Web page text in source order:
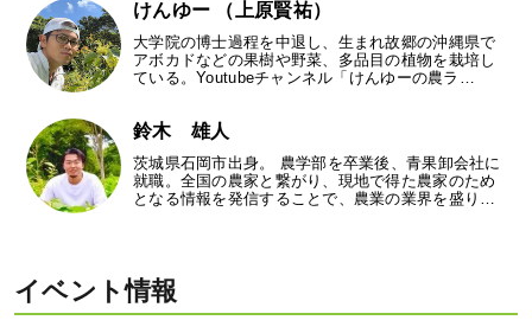
けんゆー （上原賢祐）
大学院の博士過程を中退し、生まれ故郷の沖縄県で
アボカドなどの果樹や野菜、多品目の植物を栽培し
ている。Youtubeチャンネル「けんゆーの農ラ…
鈴木 雄人
茨城県石岡市出身。 農学部を卒業後、青果卸会社に
就職。全国の農家と繋がり、現地で得た農家のため
となる情報を発信することで、農業の業界を盛り…
イベント情報